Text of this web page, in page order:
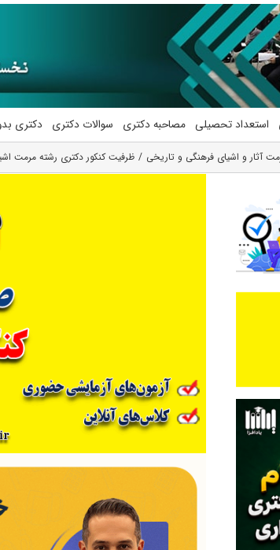
استعداد تحصیلی مصاحبه دکتری سوالات دکتری دکتری
آثار و اشیای فرهنگی و تاریخی ظرفیت کنکور دکتری رشته ﻣﺮﻣﺖ